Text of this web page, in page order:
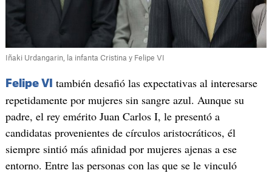
Iñaki Urdangarin, la infanta Cristina y Felipe VI
Felipe VI
también desafió las expectativas al interesarse
repetidamente por mujeres sin sangre azul. Aunque su
padre, el rey emérito Juan Carlos I, le presentó a
candidatas provenientes de círculos aristocráticos, él
siempre sintió más afinidad por mujeres ajenas a ese
entorno. Entre las personas con las que se le vinculó